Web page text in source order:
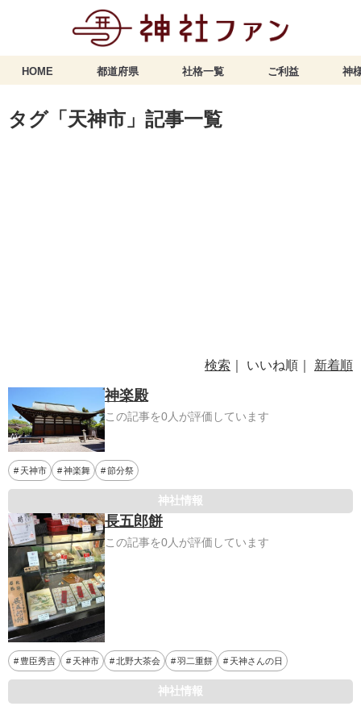
HOME 都道府県 社格一覧 ご利益 神
タグ「天神市」記事一覧
検索 ｜ いいね順｜ 新着順
神楽殿
この記事を0人が評価しています
天神市 神楽舞 節分祭
神社情報
長五郎餅
この記事を0人が評価しています
豊臣秀吉 天神市 北野大茶会 羽二重餅 天神さんの日
神社情報